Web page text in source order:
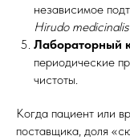
независимое
Hirudo medicinalis
Лабораторный
периодические
чистоты.
Когда пациент или
поставщика, доля